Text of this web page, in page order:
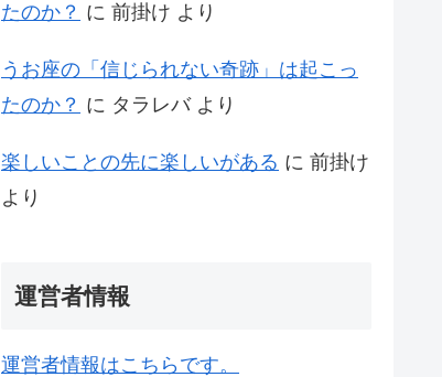
たのか？ に 前掛け より
うお座の「信じられない奇跡」は起こっ
たのか？ に タラレバより
楽しいことの先に楽しいがある に 前掛け
より
運営者情報
運営者情報はこちらです。